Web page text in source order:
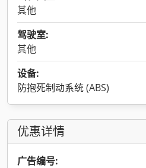
其他
驾驶室:
其他
设备:
防抱死制动系统 (ABS)
优惠详情
广告编号: